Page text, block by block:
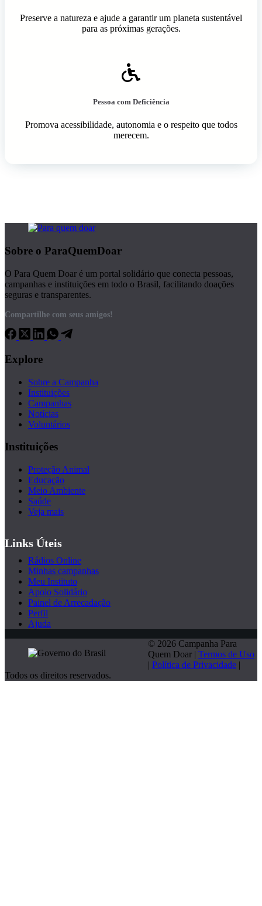
Preserve a natureza e ajude a garantir um planeta sustentável
para as próximas gerações.
Pessoa com Deficiência
Promova acessibilidade, autonomia e o respeito que todos
merecem.
Sobre o ParaQuemDoar
O Para Quem Doar é um portal solidário que conecta pessoas,
campanhas e instituições em todo o Brasil, facilitando doações
seguras e transparentes.
Compartilhe com seus amigos!
Explore
Sobre a Campanha
Instituições
Campanhas
Notícias
Voluntários
Instituições
Proteção Animal
Educação
Meio Ambiente
Saúde
Veja mais
Links Úteis
Rádios Online
Minhas campanhas
Meu Instituto
Apoio Solidário
Painel de Arrecadação
Perfil
Ajuda
© 2026 Campanha Para
Quem Doar | Termos de Uso
| Política de Privacidade |
Todos os direitos reservados.